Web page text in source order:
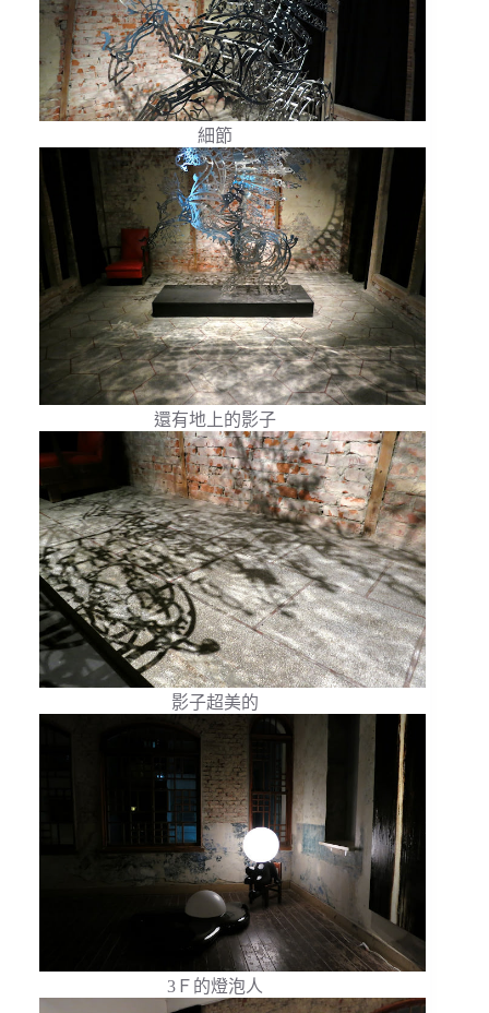
細節
還有地上的影子
影子超美的
3Ｆ的燈泡人